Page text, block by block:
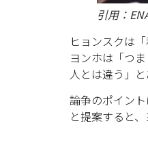
引用：
ヒョンスクは
ヨンホは「つ
人とは違う」
論争のポイン
と提案すると